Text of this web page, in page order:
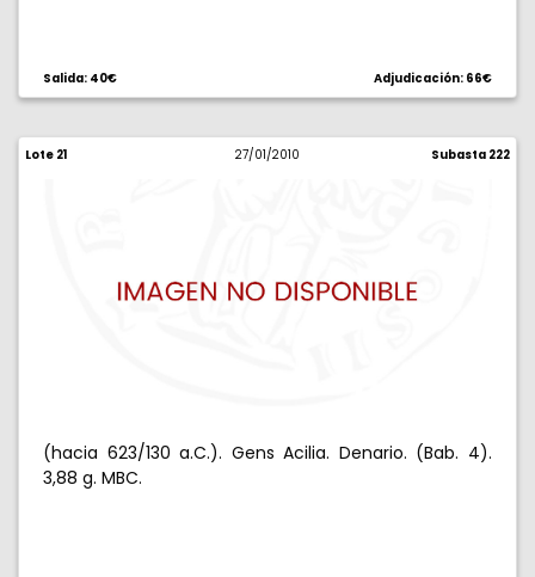
Salida: 40€ Adjudicación: 66€
Lote 21 27/01/2010 Subasta 222
(hacia 623/130 a.C.). Gens Acilia. Denario. (Bab. 4).
3,88 g. MBC.